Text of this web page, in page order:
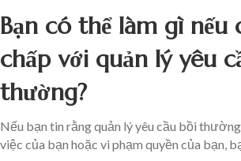
Bạn có thể làm gì nếu
chấp với quản lý yêu
thường?
Nếu bạn tin rằng quản lý yêu cầu bồi
việc của bạn hoặc vi phạm quyền của bạn,